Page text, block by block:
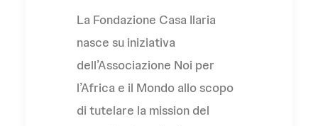
La Fondazione Casa Ilaria
nasce su iniziativa
dell’Associazione Noi per
l’Africa e il Mondo allo scopo
di tutelare la mission del